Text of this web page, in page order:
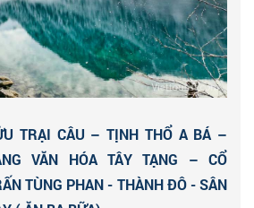
nước. Quý khách tham quan hồ
Hải, hồ Ngũ Sắc, thác Nhược Nhật
lưỡi liềm, là hồ lớn nhất và sâu
này. Phía xa xa là dãy núi tuyết
những rặng cây vẫn uy nghiêm
tháng.
mông với màu xanh sẫm kỳ lạ,
TRẠI CÂU – TỊNH THỔ A BÁ –
VĂN HÓA TÂY TẠNG – CỔ
TÙNG PHAN - THÀNH ĐÔ - SÂN